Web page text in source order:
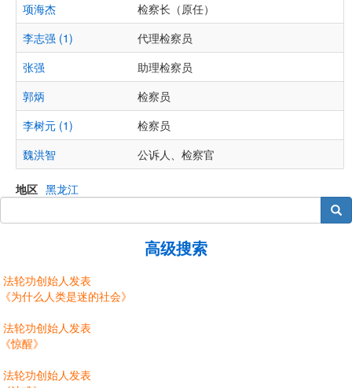
项海杰
检察长（原任）
李志强 (1)
代理检察员
张强
助理检察员
郭炳
检察员
李树元 (1)
检察员
魏洪智
公诉人、检察官
地区 黑龙江
搜索
高级搜索
法轮功创始人发表
《为什么人类是迷的社会》
法轮功创始人发表
《惊醒》
法轮功创始人发表